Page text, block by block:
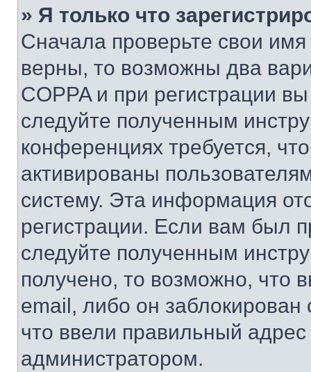
» Я только что
Сначала проверьте свои
верны, то возможны два
COPPA и при регистрации
следуйте полученным
конференциях требуется,
активированы
систему. Эта информация
регистрации. Если вам был
следуйте полученным
получено, то возможно, что
email, либо он
что ввели правильный адрес
администратором.